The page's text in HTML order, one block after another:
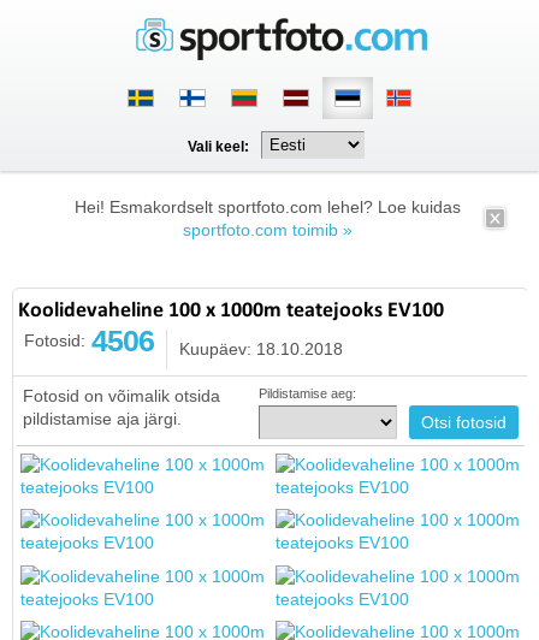
Vali keel:
Hei! Esmakordselt sportfoto.com lehel? Loe kuidas
sportfoto.com toimib »
Koolidevaheline 100 x 1000m teatejooks EV100
Fotosid: 4506 Kuupäev: 18.10.2018
Fotosid on võimalik otsida
pildistamise aja järgi.
Pildistamise aeg: